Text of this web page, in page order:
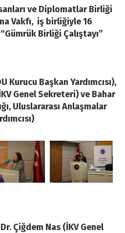
ve Diplomatlar Birliği
Vakfı, iş birliğiyle 16
Birliği Çalıştayı”
Kurucu Başkan Yardımcısı),
Genel Sekreteri) ve Bahar
Uluslararası Anlaşmalar
Çiğdem Nas (İKV Genel